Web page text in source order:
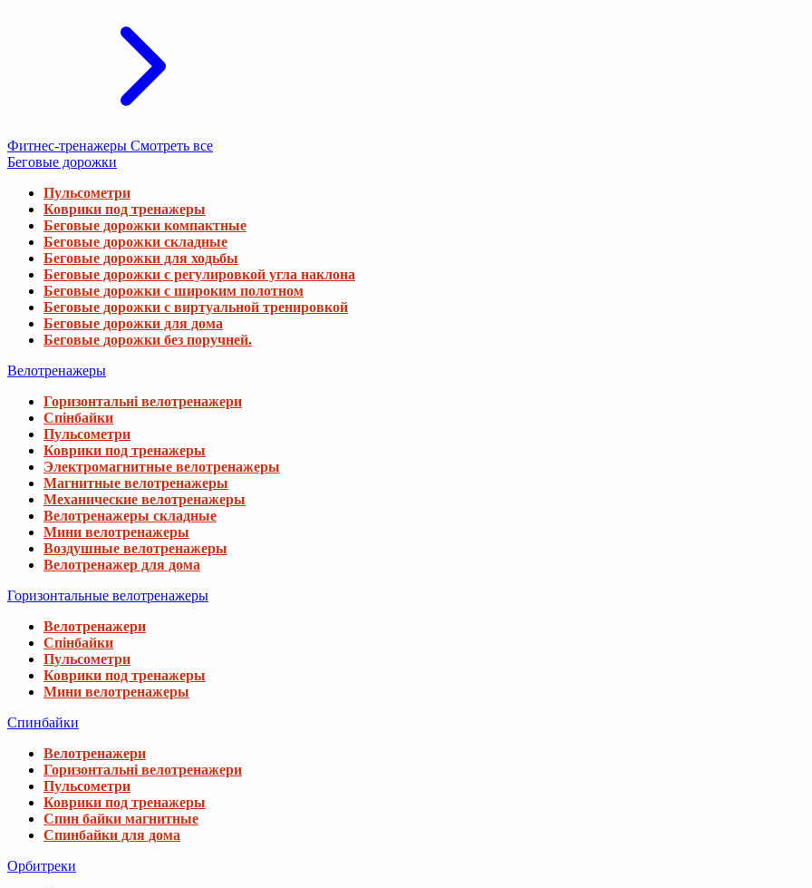
Фитнес-тренажеры Смотреть все
Беговые дорожки
Пульсометри
Коврики под тренажеры
Беговые дорожки компактные
Беговые дорожки складные
Беговые дорожки для ходьбы
Беговые дорожки с регулировкой угла наклона
Беговые дорожки с широким полотном
Беговые дорожки с виртуальной тренировкой
Беговые дорожки для дома
Беговые дорожки без поручней.
Велотренажеры
Горизонтальні велотренажери
Спінбайки
Пульсометри
Коврики под тренажеры
Электромагнитные велотренажеры
Магнитные велотренажеры
Механические велотренажеры
Велотренажеры складные
Мини велотренажеры
Воздушные велотренажеры
Велотренажер для дома
Горизонтальные велотренажеры
Велотренажери
Спінбайки
Пульсометри
Коврики под тренажеры
Мини велотренажеры
Спинбайки
Велотренажери
Горизонтальні велотренажери
Пульсометри
Коврики под тренажеры
Спин байки магнитные
Спинбайки для дома
Орбитреки